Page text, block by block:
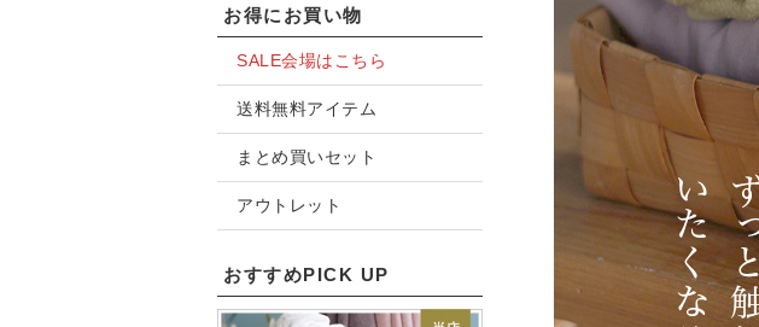
お得にお買い物
SALE会場はこちら
送料無料アイテム
まとめ買いセット
アウトレット
おすすめPICK UP